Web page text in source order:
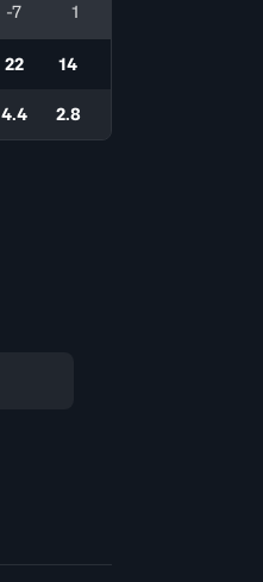
-7 1
22 14
4.4 2.8